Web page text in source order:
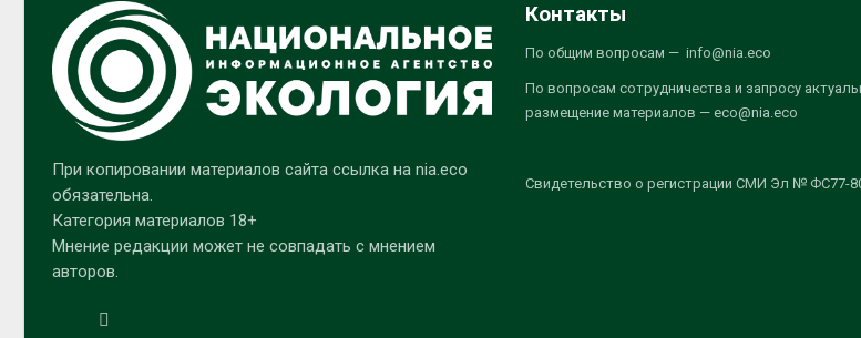
При копировании материалов сайта ссылка на nia.eco
обязательна.
Категория материалов 18+
Мнение редакции может не совпадать с мнением
авторов.
Контакты
По общим вопросам — info@nia.eco
По вопросам сотрудничества и запросу
размещение материалов — eco@nia.eco
Свидетельство о регистрации СМИ Эл № ФС77-